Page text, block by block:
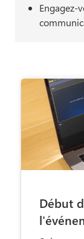
Engagez-
Début